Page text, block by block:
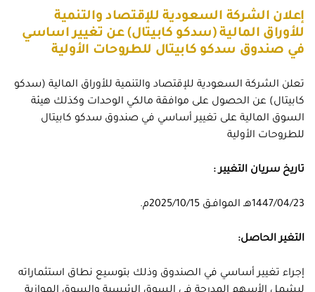
إعلان الشركة السعودية للإقتصاد والتنمية
للأوراق المالية (سدكو كابيتال) عن تغيير اساسي
في صندوق سدكو كابيتال للطروحات الأولية
تعلن الشركة السعودية للإقتصاد والتنمية للأوراق المالية (سدكو
كابيتال) عن الحصول على موافقة مالكي الوحدات وكذلك هيئة
السوق المالية على تغيير أساسي في صندوق سدكو كابيتال
للطروحات الأولية
تاريخ سريان التغيير :
1447/04/23هـ الموافـق 2025/10/15م.
التغير الحاصل:
إجراء تغيير أساسي في الصندوق وذلك بتوسيع نطاق استثماراته